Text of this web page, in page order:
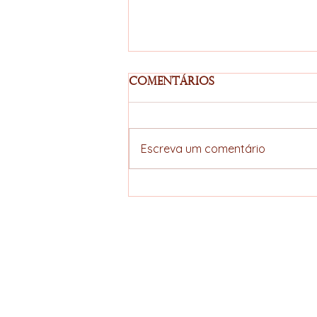
Comentários
Escreva um comentário